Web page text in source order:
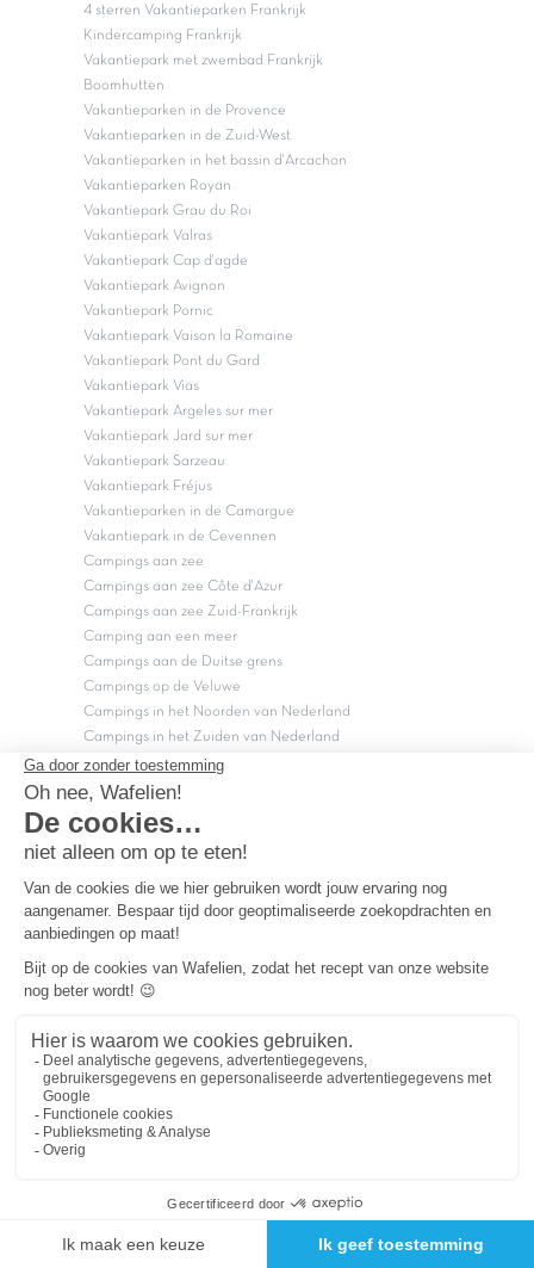
4 sterren Vakantieparken Frankrijk
Kindercamping Frankrijk
Vakantiepark met zwembad Frankrijk
Boomhutten
Vakantieparken in de Provence
Vakantieparken in de Zuid-West
Vakantieparken in het bassin d'Arcachon
Vakantieparken Royan
Vakantiepark Grau du Roi
Vakantiepark Valras
Vakantiepark Cap d'agde
Vakantiepark Avignon
Vakantiepark Pornic
Vakantiepark Vaison la Romaine
Vakantiepark Pont du Gard
Vakantiepark Vias
Vakantiepark Argeles sur mer
Vakantiepark Jard sur mer
Vakantiepark Sarzeau
Vakantiepark Fréjus
Vakantieparken in de Camargue
Vakantiepark in de Cevennen
Campings aan zee
Campings aan zee Côte d'Azur
Campings aan zee Zuid-Frankrijk
Camping aan een meer
Campings aan de Duitse grens
Campings op de Veluwe
Campings in het Noorden van Nederland
Campings in het Zuiden van Nederland
Copyright Capfun 2026 ©
Bij Capfun solliciteren
Veelgestelde vragen
Dutchbox Vakantiepark
Superdeals
Capfun in de media
Carabouille.nl
Wettelijke bepalingen
Algemene reisvoorwaarden
Persvragen? mailpersvragen@capfun.com
Powered by ICS
OK
Je cookie-voorkeuren wijzigen